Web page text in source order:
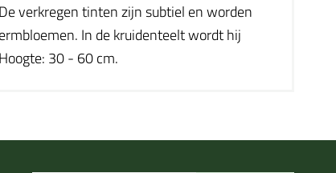
verkregen tinten zijn subtiel en worden
In de kruidenteelt wordt hij
30 - 60 cm.